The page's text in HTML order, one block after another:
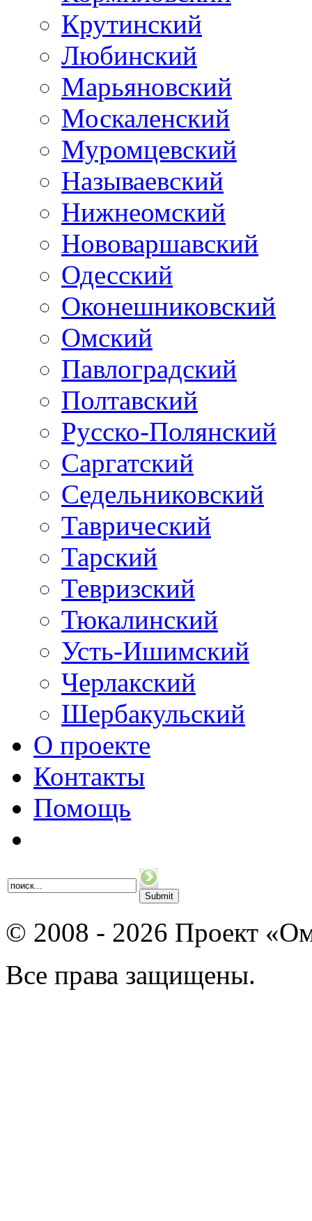
Крутинский
Любинский
Марьяновский
Москаленский
Муромцевский
Называевский
Нижнеомский
Нововаршавский
Одесский
Оконешниковский
Омский
Павлоградский
Полтавский
Русско-Полянский
Саргатский
Седельниковский
Таврический
Тарский
Тевризский
Тюкалинский
Усть-Ишимский
Черлакский
Шербакульский
О проекте
Контакты
Помощь
© 2008 - 2026 Проект
Все права защищены.